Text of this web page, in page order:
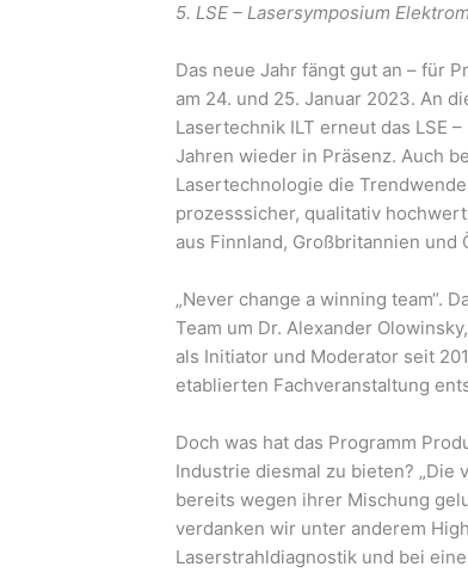
5. LSE – Lasersymposium
Das neue Jahr fängt gut an – für
am 24. und 25. Januar 2023. An
Lasertechnik ILT erneut das LSE
Jahren wieder in Präsenz. Auch
Lasertechnologie die
prozesssicher, qualitativ
aus Finnland, Großbritannien und
„Never change a winning team“.
Team um Dr. Alexander
als Initiator und Moderator seit
etablierten Fachveranstaltung
Doch was hat das Programm
Industrie diesmal zu bieten?
bereits wegen ihrer Mischung
verdanken wir unter anderem
Laserstrahldiagnostik und bei